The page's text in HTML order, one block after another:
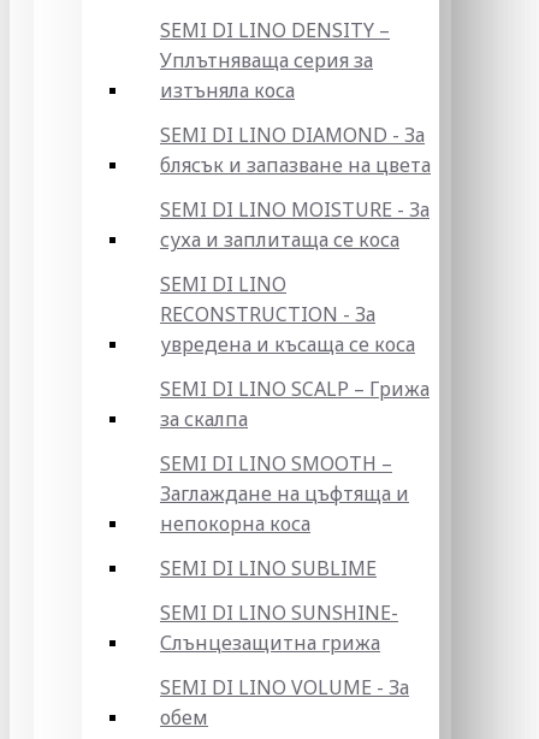
SEMI DI LINO DENSITY –
Уплътняваща серия за
изтъняла коса
SEMI DI LINO DIAMOND - За
блясък и запазване на цвета
SEMI DI LINO MOISTURE - За
суха и заплитаща се коса
SEMI DI LINO
RECONSTRUCTION - За
увредена и късаща се коса
SEMI DI LINO SCALP – Грижа
за скалпа
SEMI DI LINO SMOOTH –
Заглаждане на цъфтяща и
непокорна коса
SEMI DI LINO SUBLIME
SEMI DI LINO SUNSHINE-
Слънцезащитна грижа
SEMI DI LINO VOLUME - За
обем